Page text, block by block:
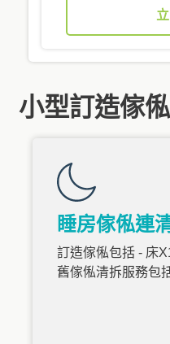
小型訂造傢
睡房傢俬連
訂造傢俬包括 - 床
舊傢俬清拆服務包